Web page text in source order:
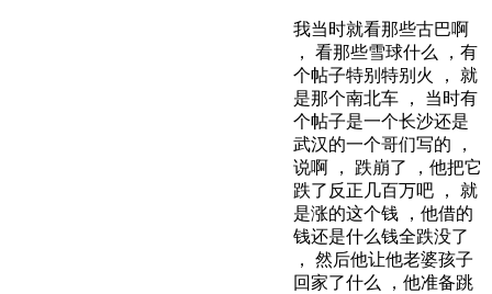
我当时就看那些古巴啊
， 看那些雪球什么 ，有
个帖子特别特别火 ， 就
是那个南北车 ， 当时有
个帖子是一个长沙还是
武汉的一个哥们写的 ，
说啊 ， 跌崩了 ，他把它
跌了反正几百万吧 ， 就
是涨的这个钱 ，他借的
钱还是什么钱全跌没了
， 然后他让他老婆孩子
回家了什么 ，他准备跳